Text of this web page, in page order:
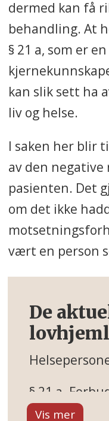
dermed kan få
behandling. At
§ 21 a, som er
kan slik sett ha
liv og helse.
I saken her blir
av den negative
pasienten. Det
om det ikke
vært en person
De
§ 21 a.
tilegnelse